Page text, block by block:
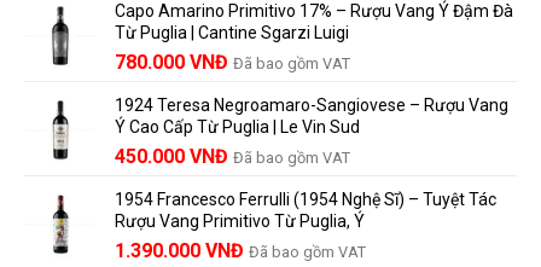
lựa
chọn
đáng
nhãn
rượu
vang
và
những
người
vang
nên
biết
Được
Bao
Lâu?
Dẫn
Lưu
Trữ
Và
Thành
Capo Amarino Primitivo 17% – Rượu Vang Ý Đậm Đà
Từ Puglia | Cantine Sgarzi Luigi
Giá
là:
858.000 VNĐ.
780.000 VNĐ Giá
tại
là:
780.000 VNĐ.
Đã bao gồm VAT
1924 Teresa Negroamaro-Sangiovese – Rượu Vang
Ý Cao Cấp Từ Puglia | Le Vin Sud
Giá
là:
495.000 VNĐ.
450.000 VNĐ Giá
tại
là:
450.000 VNĐ.
Đã bao gồm VAT
1954 Francesco Ferrulli (1954 Nghệ Sĩ) – Tuyệt Tác
Rượu Vang Primitivo Từ Puglia, Ý
Giá
1.390.000 VNĐ Giá
Đã bao gồm VAT